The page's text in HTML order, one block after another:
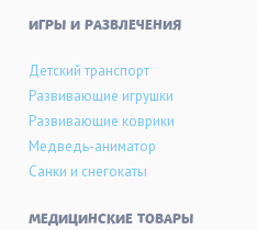
ИГРЫ И РАЗВЛЕЧЕНИЯ
Детский транспорт
Развивающие игрушки
Развивающие коврики
Медведь-аниматор
Санки и снегокаты
МЕДИЦИНСКИЕ ТОВАРЫ